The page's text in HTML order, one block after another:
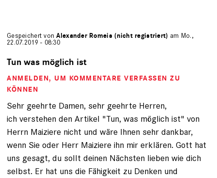
Gespeichert vonAlexander Romeis (nicht registriert) am Mo.,
22.07.2019 - 08:30
Tun was möglich ist
ANMELDEN, UM KOMMENTARE VERFASSEN ZU
KÖNNEN
Sehr geehrte Damen, sehr geehrte Herren,
ich verstehen den Artikel "Tun, was möglich ist" von
Herrn Maiziere nicht und wäre Ihnen sehr dankbar,
wenn Sie oder Herr Maiziere ihn mir erklären. Gott hat
uns gesagt, du sollt deinen Nächsten lieben wie dich
selbst. Er hat uns die Fähigkeit zu Denken und